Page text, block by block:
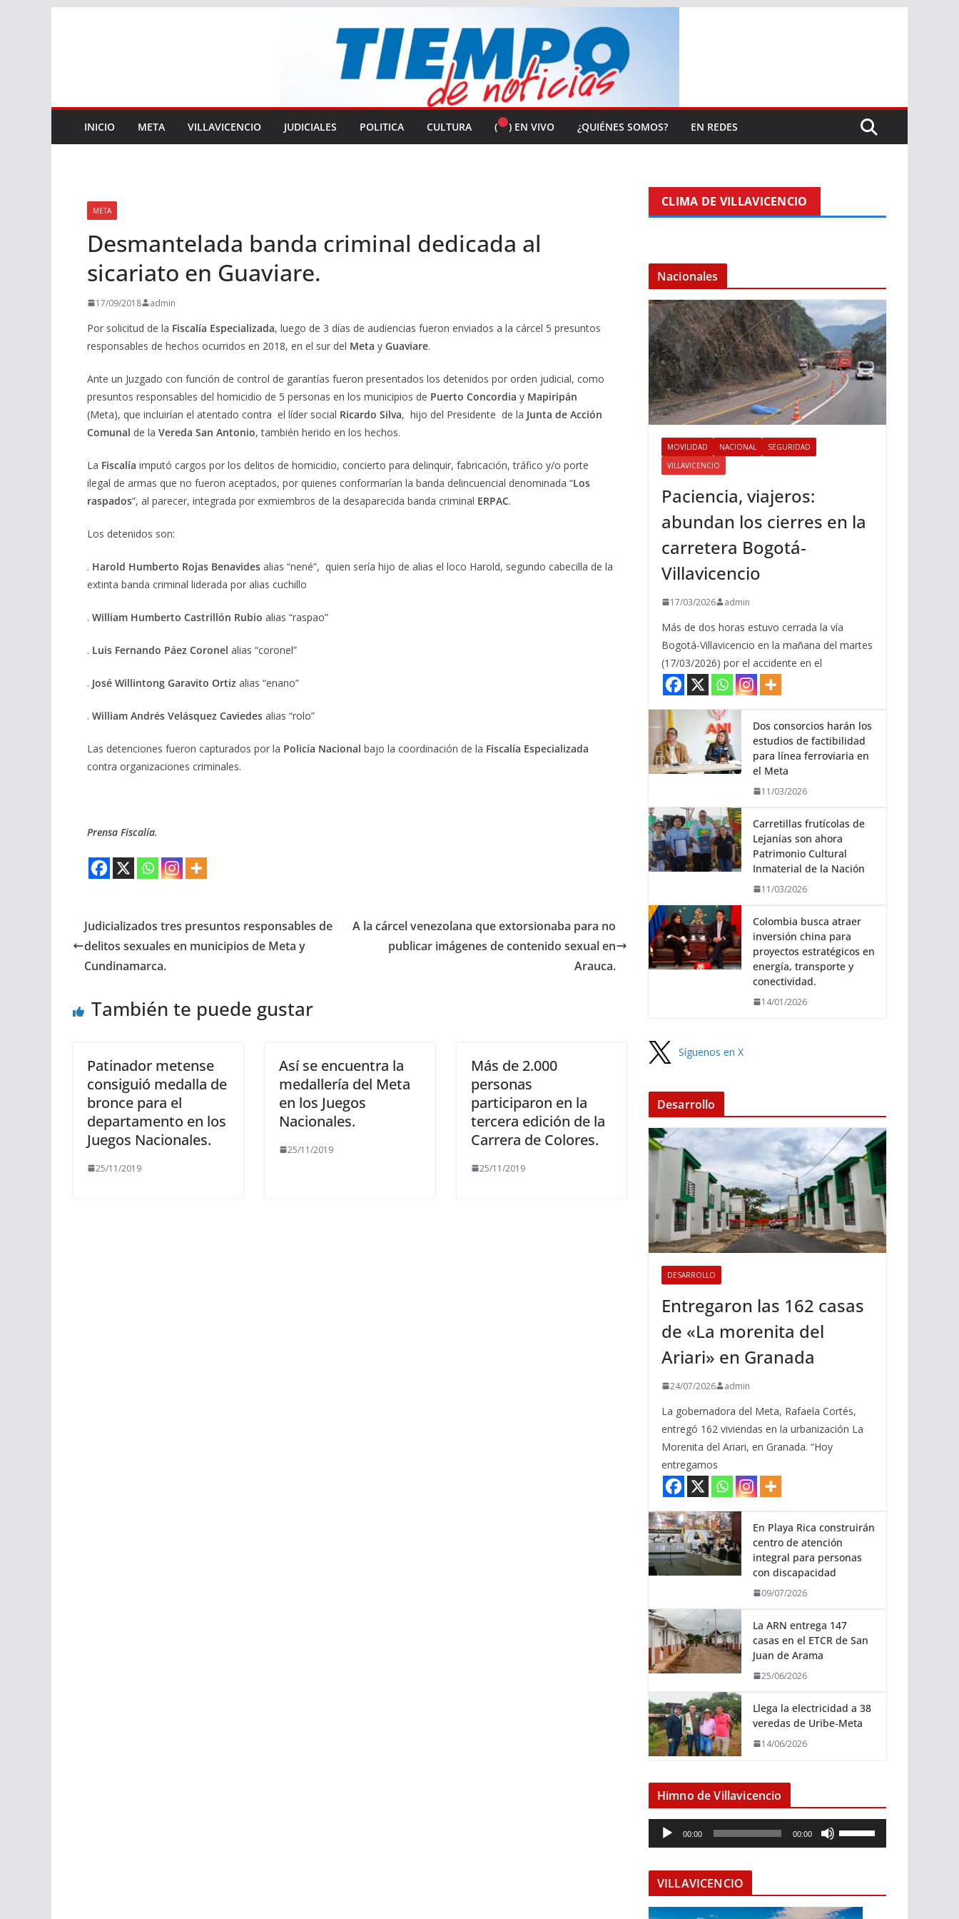
INICIO META VILLAVICENCIO JUDICIALES POLITICA CULTURA ( ) EN VIVO ¿QUIÉNES SOMOS? EN REDES
META
Desmantelada banda criminal dedicada al
sicariato en Guaviare.
17/09/2018 admin
Por solicitud de la Fiscalía Especializada, luego de 3 días de audiencias fueron enviados a la cárcel 5 presuntos
responsables de hechos ocurridos en 2018, en el sur del Meta y Guaviare.
Ante un Juzgado con función de control de garantías fueron presentados los detenidos por orden judicial, como
presuntos responsables del homicidio de 5 personas en los municipios de Puerto Concordia y Mapiripán
(Meta), que incluirían el atentado contra el líder social Ricardo Silva, hijo del Presidente de la Junta de Acción
Comunal de la Vereda San Antonio, también herido en los hechos.
La Fiscalía imputó cargos por los delitos de homicidio, concierto para delinquir, fabricación, tráfico y/o porte
ilegal de armas que no fueron aceptados, por quienes conformarían la banda delincuencial denominada “Los
raspados”, al parecer, integrada por exmiembros de la desaparecida banda criminal ERPAC.
Los detenidos son:
. Harold Humberto Rojas Benavides alias “nené”, quien sería hijo de alias el loco Harold, segundo cabecilla de la
extinta banda criminal liderada por alias cuchillo
. William Humberto Castrillón Rubio alias “raspao”
. Luis Fernando Páez Coronel alias “coronel”
. José Willintong Garavito Ortiz alias “enano”
. William Andrés Velásquez Caviedes alias “rolo”
Las detenciones fueron capturados por la Policía Nacional bajo la coordinación de la Fiscalía Especializada
contra organizaciones criminales.
Prensa Fiscalía.
Judicializados tres presuntos responsables de
delitos sexuales en municipios de Meta y
Cundinamarca.
A la cárcel venezolana que extorsionaba para no
publicar imágenes de contenido sexual en
Arauca.
También te puede gustar
Patinador metense
consiguió medalla de
bronce para el
departamento en los
Juegos Nacionales.
25/11/2019
Así se encuentra la
medallería del Meta
en los Juegos
Nacionales.
25/11/2019
Más de 2.000
personas
participaron en la
tercera edición de la
Carrera de Colores.
25/11/2019
CLIMA DE VILLAVICENCIO
Nacionales
MOVILIDAD NACIONAL
SEGURIDAD
VILLAVICENCIO
Paciencia, viajeros:
abundan los cierres en la
carretera Bogotá-
Villavicencio
17/03/2026 admin
Más de dos horas estuvo cerrada la vía
Bogotá-Villavicencio en la mañana del martes
(17/03/2026) por el accidente en el
Dos consorcios harán los
estudios de factibilidad
para línea ferroviaria en
el Meta
11/03/2026
Carretillas frutícolas de
Lejanías son ahora
Patrimonio Cultural
Inmaterial de la Nación
11/03/2026
Colombia busca atraer
inversión china para
proyectos estratégicos en
energía, transporte y
conectividad.
14/01/2026
Síguenos en X
Desarrollo
DESARROLLO
Entregaron las 162 casas
de «La morenita del
Ariari» en Granada
24/07/2026 admin
La gobernadora del Meta, Rafaela Cortés,
entregó 162 viviendas en la urbanización La
Morenita del Ariari, en Granada. “Hoy
entregamos
En Playa Rica construirán
centro de atención
integral para personas
con discapacidad
09/07/2026
La ARN entrega 147
casas en el ETCR de San
Juan de Arama
25/06/2026
Llega la electricidad a 38
veredas de Uribe-Meta
14/06/2026
Himno de Villavicencio
e
o
00:00 00:00
i
z
VILLAVICENCIO